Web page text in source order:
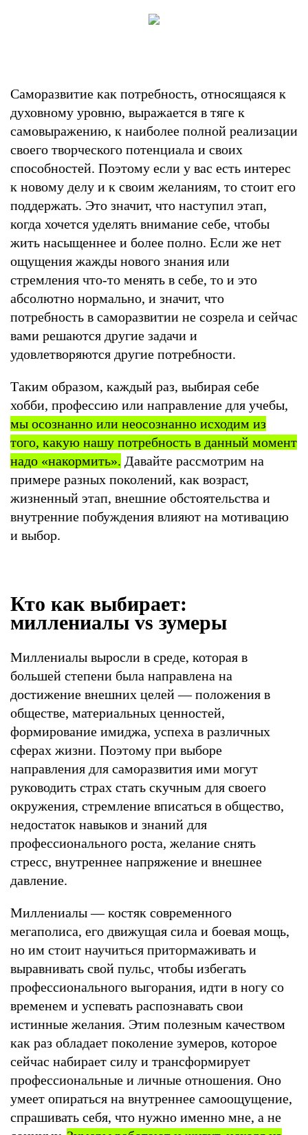
Саморазвитие как потребность, относящаяся к
духовному уровню, выражается в тяге к
самовыражению, к наиболее полной реализации
своего творческого потенциала и своих
способностей. Поэтому если у вас есть интерес
к новому делу и к своим желаниям, то стоит его
поддержать. Это значит, что наступил этап,
когда хочется уделять внимание себе, чтобы
жить насыщеннее и более полно. Если же нет
ощущения жажды нового знания или
стремления что-то менять в себе, то и это
абсолютно нормально, и значит, что
потребность в саморазвитии не созрела и сейчас
вами решаются другие задачи и
удовлетворяются другие потребности.
Таким образом, каждый раз, выбирая себе
хобби, профессию или направление для учебы,
мы осознанно или неосознанно исходим из
того, какую нашу потребность в данный момент
надо «накормить». Давайте рассмотрим на
примере разных поколений, как возраст,
жизненный этап, внешние обстоятельства и
внутренние побуждения влияют на мотивацию
и выбор.
Кто как выбирает:
миллениалы vs зумеры
Миллениалы выросли в среде, которая в
большей степени была направлена на
достижение внешних целей — положения в
обществе, материальных ценностей,
формирование имиджа, успеха в различных
сферах жизни. Поэтому при выборе
направления для саморазвития ими могут
руководить страх стать скучным для своего
окружения, стремление вписаться в общество,
недостаток навыков и знаний для
профессионального роста, желание снять
стресс, внутреннее напряжение и внешнее
давление.
Миллениалы — костяк современного
мегаполиса, его движущая сила и боевая мощь,
но им стоит научиться притормаживать и
выравнивать свой пульс, чтобы избегать
профессионального выгорания, идти в ногу со
временем и успевать распознавать свои
истинные желания. Этим полезным качеством
как раз обладает поколение зумеров, которое
сейчас набирает силу и трансформирует
профессиональные и личные отношения. Оно
умеет опираться на внутреннее самоощущение,
спрашивать себя, что нужно именно мне, а не